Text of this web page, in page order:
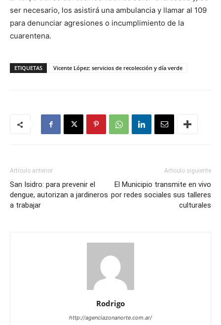
ser necesario, los asistirá una ambulancia y llamar al 109
para denunciar agresiones o incumplimiento de la
cuarentena.
ETIQUETAS Vicente López: servicios de recolección y día verde
Artículo anterior
San Isidro: para prevenir el
dengue, autorizan a jardineros
a trabajar
Artículo siguiente
El Municipio transmite en vivo
por redes sociales sus talleres
culturales
Rodrigo
http://agenciazonanorte.com.ar/